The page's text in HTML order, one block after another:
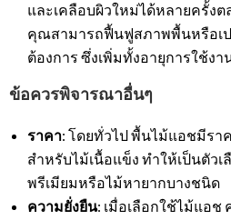
และเคลือบผิวใหม่ได้หลายครั้ง
คุณสามารถฟื้นฟูสภาพพื้นหรือเ
ต้องการ ซึ่งเพิ่มทั้งอายุการใช้ง
ข้อควรพิจารณาอื่นๆ
ราคา: โดยทั่วไป พื้นไม้แอชมีรา
สำหรับไม้เนื้อแข็ง ทำให้เป็นตัวเ
พรีเมียมหรือไม้หายากบางชนิด
ความยั่งยืน: เมื่อเลือกใช้ไม้แอ